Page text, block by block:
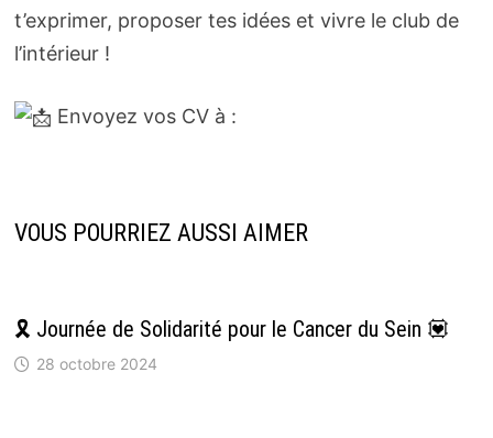
t’exprimer, proposer tes idées et vivre le club de
l’intérieur !
Envoyez vos CV à :
VOUS POURRIEZ AUSSI AIMER
🎗️ Journée de Solidarité pour le Cancer du Sein 💟
28 octobre 2024